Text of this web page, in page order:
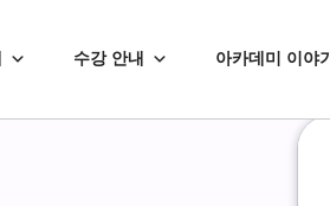
수강 안내 아카데미 이야기